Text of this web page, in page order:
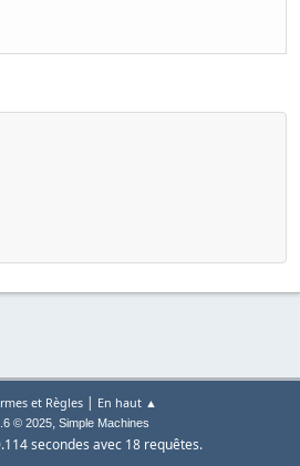
et Règles| En haut ▲
© 2025, Simple Machines
secondes avec 18 requêtes.